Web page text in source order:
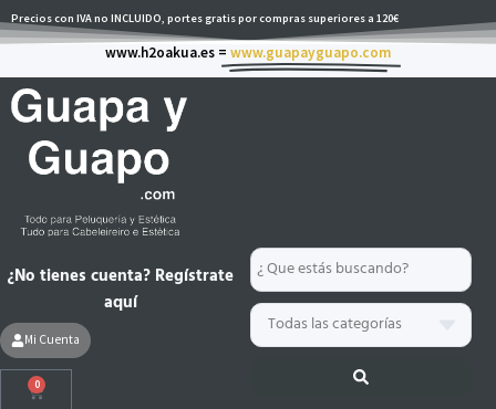
al
Precios con IVA no INCLUIDO, portes gratis por compras superiores a 120€
www.h2oakua.es = www.guapayguapo.com
Search
...
¿No tienes cuenta? Regístrate
aquí
Mi Cuenta
0
Carrito